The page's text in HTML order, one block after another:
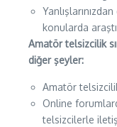
konularda
Amatör telsizcilik
diğer şeyler:
Amatör
Online
telsizcilerle